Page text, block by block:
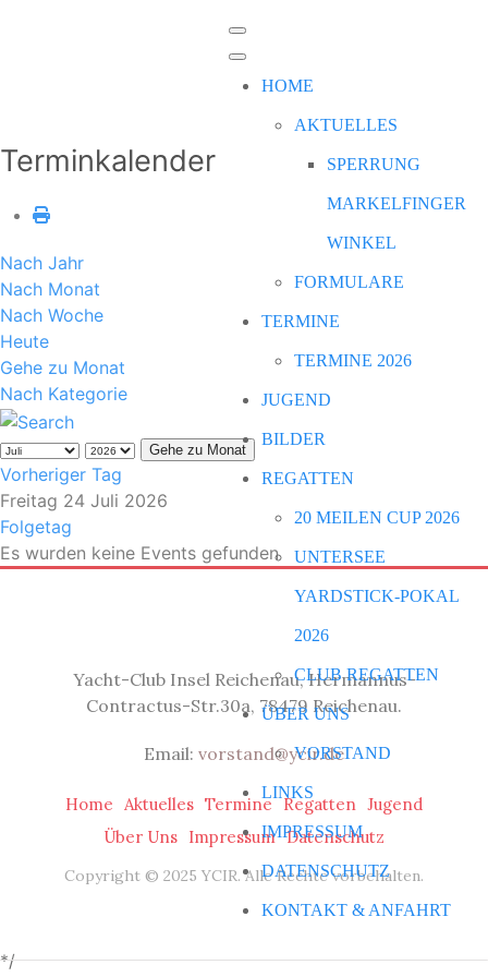
HOME
AKTUELLES
SPERRUNG
MARKELFINGER
WINKEL
FORMULARE
TERMINE
TERMINE 2026
JUGEND
BILDER
REGATTEN
20 MEILEN CUP 2026
UNTERSEE
YARDSTICK-POKAL
2026
CLUB REGATTEN
ÜBER UNS
VORSTAND
LINKS
IMPRESSUM
DATENSCHUTZ
KONTAKT & ANFAHRT
Terminkalender
Nach Jahr
Nach Monat
Nach Woche
Heute
Gehe zu Monat
Nach Kategorie
Gehe zu Monat
Vorheriger Tag
Freitag 24 Juli 2026
Folgetag
Es wurden keine Events gefunden
Yacht-Club Insel Reichenau, Hermannus-
Contractus-Str.30a, 78479 Reichenau.
Email: vorstand@ycir.de
Home Aktuelles Termine Regatten Jugend
Über Uns Impressum Datenschutz
Copyright © 2025 YCIR. Alle Rechte vorbehalten.
*/